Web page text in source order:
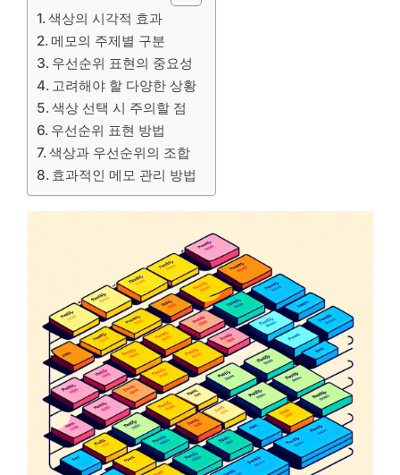
색상의 시각적 효과
메모의 주제별 구분
우선순위 표현의 중요성
고려해야 할 다양한 상황
색상 선택 시 주의할 점
우선순위 표현 방법
색상과 우선순위의 조합
효과적인 메모 관리 방법